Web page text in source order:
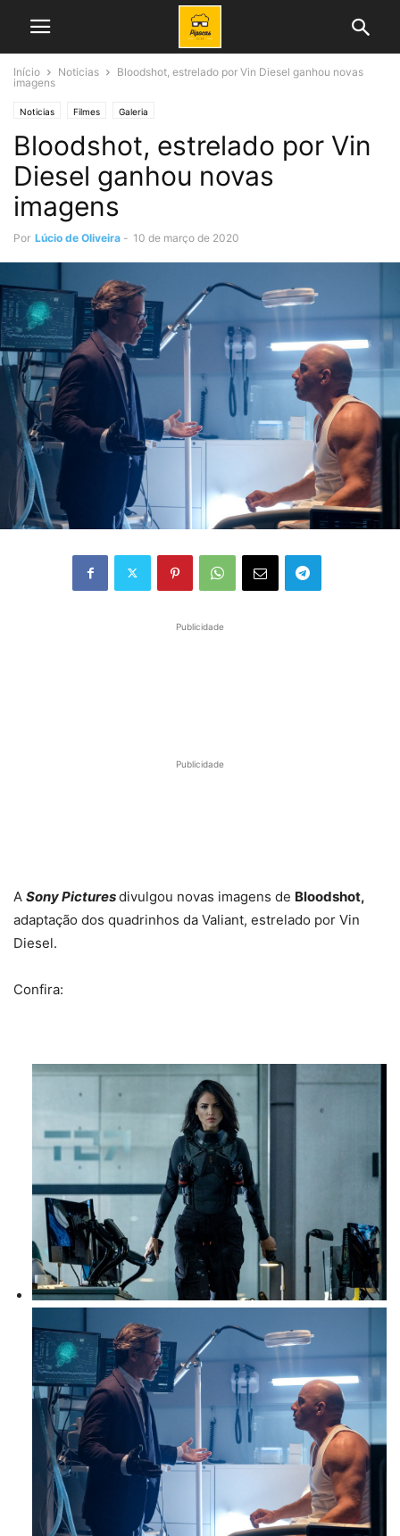
Início Noticias
Bloodshot, estrelado por Vin Diesel ganhou novas
imagens
Noticias Filmes Galeria
Bloodshot, estrelado por Vin
Diesel ganhou novas
imagens
Por Lúcio de Oliveira - 10 de março de 2020
Publicidade
Publicidade
A Sony Picturesdivulgou novas imagens de Bloodshot,
adaptação dos quadrinhos da Valiant, estrelado por Vin
Diesel.
Confira: